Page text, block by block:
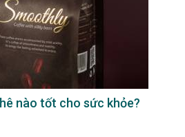
nào tốt cho sức khỏe?